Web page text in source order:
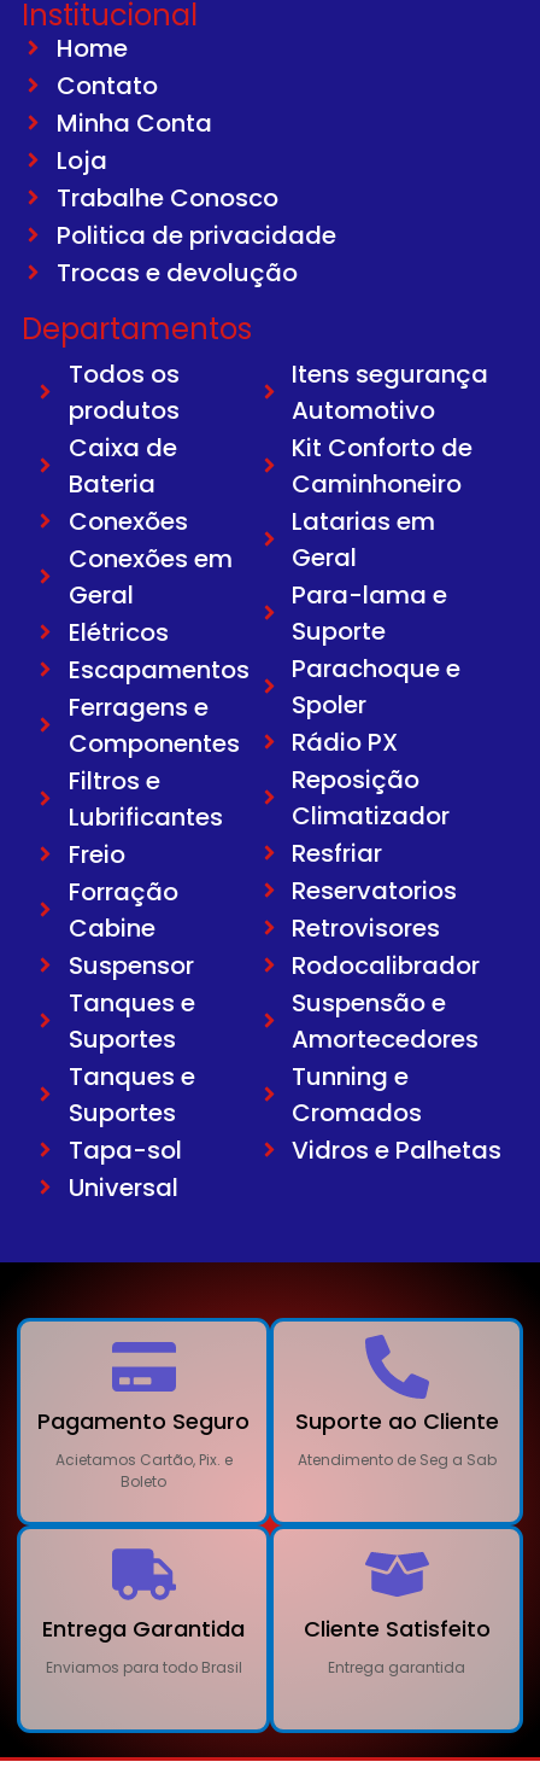
Institucional
Home
Contato
Minha Conta
Loja
Trabalhe Conosco
Politica de privacidade
Trocas e devolução
Departamentos
Todos os
produtos
Caixa de
Bateria
Conexões
Conexões em
Geral
Elétricos
Escapamentos
Ferragens e
Componentes
Filtros e
Lubrificantes
Freio
Forração
Cabine
Suspensor
Tanques e
Suportes
Tanques e
Suportes
Tapa-sol
Universal
Itens segurança
Automotivo
Kit Conforto de
Caminhoneiro
Latarias em
Geral
Para-lama e
Suporte
Parachoque e
Spoler
Rádio PX
Reposição
Climatizador
Resfriar
Reservatorios
Retrovisores
Rodocalibrador
Suspensão e
Amortecedores
Tunning e
Cromados
Vidros e Palhetas
Pagamento Seguro
Acietamos Cartão, Pix. e
Boleto
Suporte ao Cliente
Atendimento de Seg a Sab
Entrega Garantida
Enviamos para todo Brasil
Cliente Satisfeito
Entrega garantida